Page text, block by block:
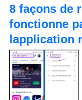
8 façons de
fonctionne
lapplication